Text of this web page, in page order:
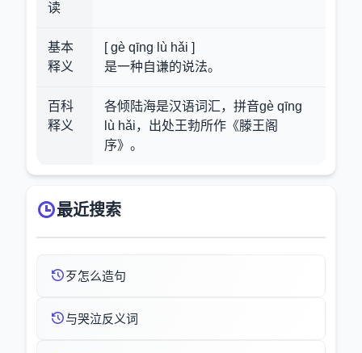
读
基本
释义
[ gè qīng lù hǎi ]
是一种自谦的说法。
百科
释义
各倾陆海是汉语词汇，拼音gè qīng
lù hǎi，出处王勃所作《滕王阁
序》。
最近搜索
歹怎么造句
与哭泣反义词